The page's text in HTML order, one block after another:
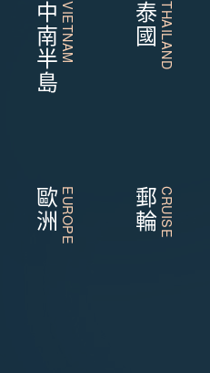
中南半島VIETNAM 泰國THAILAND
歐洲EUROPE 郵輪CRUISE